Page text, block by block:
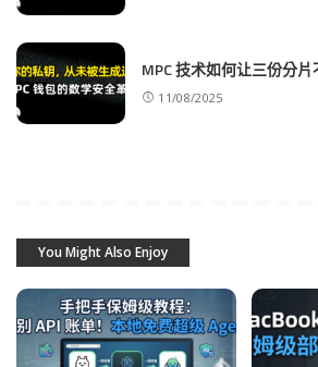
MPC 技术如何让三份分
11/08/2025
You Might Also Enjoy